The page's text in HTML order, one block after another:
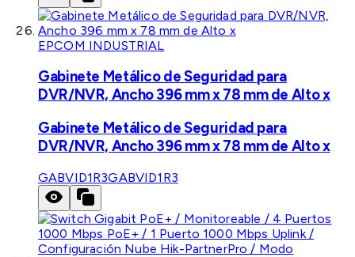
EPCOM INDUSTRIAL
Gabinete Metálico de Seguridad para
DVR/NVR, Ancho 396 mm x 78 mm de Alto x
Gabinete Metálico de Seguridad para
DVR/NVR, Ancho 396 mm x 78 mm de Alto x
GABVID1R3GABVID1R3